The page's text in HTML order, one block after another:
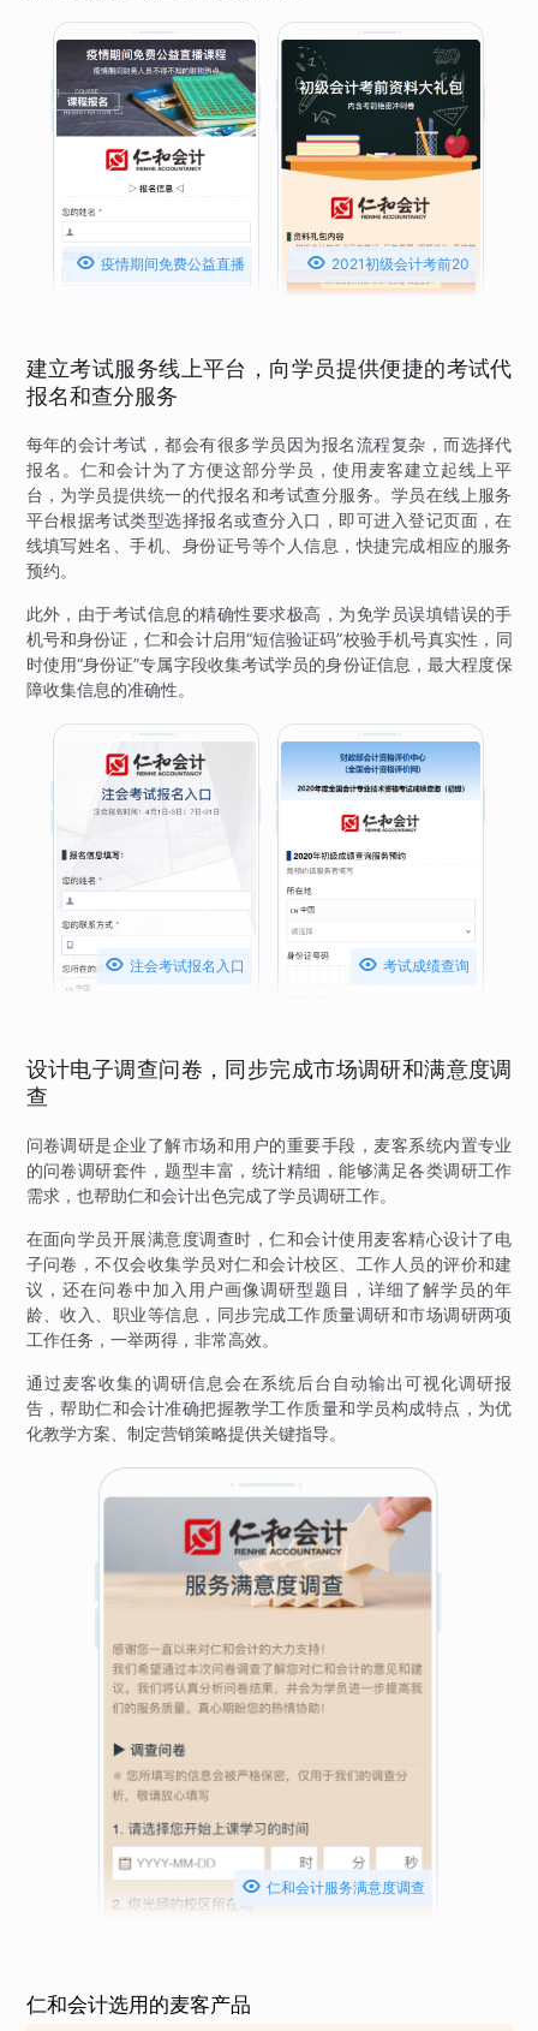
 疫情期间免费公益直播
 2021初级会计考前20
建立考试服务线上平台，向学员提供便捷的考试代
报名和查分服务
每年的会计考试，都会有很多学员因为报名流程复杂，而选择代
报名。仁和会计为了方便这部分学员，使用麦客建立起线上平
台，为学员提供统一的代报名和考试查分服务。学员在线上服务
平台根据考试类型选择报名或查分入口，即可进入登记页面，在
线填写姓名、手机、身份证号等个人信息，快捷完成相应的服务
预约。
此外，由于考试信息的精确性要求极高，为免学员误填错误的手
机号和身份证，仁和会计启用“短信验证码”校验手机号真实性，同
时使用“身份证”专属字段收集考试学员的身份证信息，最大程度保
障收集信息的准确性。
 注会考试报名入口  考试成绩查询
设计电子调查问卷，同步完成市场调研和满意度调
查
问卷调研是企业了解市场和用户的重要手段，麦客系统内置专业
的问卷调研套件，题型丰富，统计精细，能够满足各类调研工作
需求，也帮助仁和会计出色完成了学员调研工作。
在面向学员开展满意度调查时，仁和会计使用麦客精心设计了电
子问卷，不仅会收集学员对仁和会计校区、工作人员的评价和建
议，还在问卷中加入用户画像调研型题目，详细了解学员的年
龄、收入、职业等信息，同步完成工作质量调研和市场调研两项
工作任务，一举两得，非常高效。
通过麦客收集的调研信息会在系统后台自动输出可视化调研报
告，帮助仁和会计准确把握教学工作质量和学员构成特点，为优
化教学方案、制定营销策略提供关键指导。
 仁和会计服务满意度调查
仁和会计选用的麦客产品